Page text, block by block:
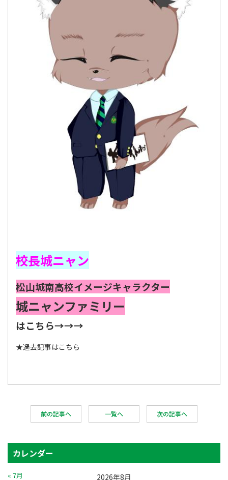
校長城ニャン
松山城南高校イメージキャラクター
城ニャンファミリー
はこちら→→→
★過去記事はこちら
前の記事へ 一覧へ 次の記事へ
カレンダー
2026年8月
« 7月